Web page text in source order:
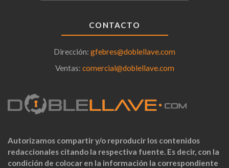
CONTACTO
Dirección: gfebres@doblellave.com
Ventas: comercial@doblellave.com
Autorizamos compartir y/o reproducir los contenidos
redaccionales citando la respectiva fuente. Es decir, con la
condición de colocar en la información la correspondiente